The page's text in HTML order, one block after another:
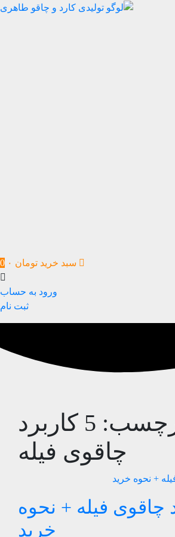
سبد خرید تومان 0
ورود به حساب
ثبت نام
5 کاربرد
چاقوی فیله
چاقوی فیله + نحوه
خرید